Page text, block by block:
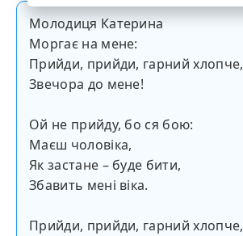
Молодиця Катерина
Моргає на мене:
Прийди, прийди, гарний хлопче,
Звечора до мене!
Ой не прийду, бо ся бою:
Маєш чоловіка,
Як застане – буде бити,
Збавить мені віка.
Прийди, прийди, гарний хлопче,